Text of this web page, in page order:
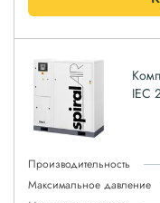
IEC
Производительность
Максимальное давление